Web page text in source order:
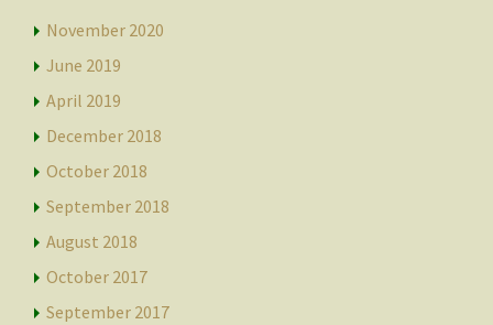
November 2020
June 2019
April 2019
December 2018
October 2018
September 2018
August 2018
October 2017
September 2017